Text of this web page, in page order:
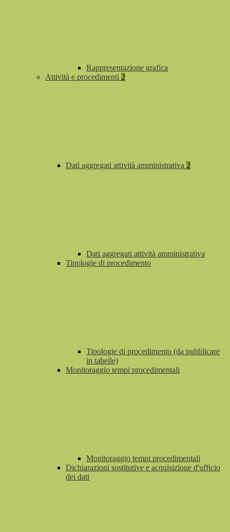
Rappresentazione grafica
Attività e procedimenti 2
Dati aggregati attività amministrativa 2
Dati aggregati attività amministrativa
Tipologie di procedimento
Tipologie di procedimento (da pubblicare
in tabelle)
Monitoraggio tempi procedimentali
Monitoraggio tempi procedimentali
Dichiarazioni sostitutive e acquisizione d'ufficio
dei dati